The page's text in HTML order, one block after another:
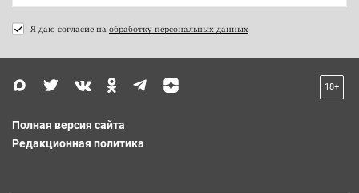
Я даю согласие на обработку персональных данных
18+
Полная версия сайта
Редакционная политика